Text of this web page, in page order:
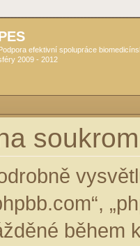
efektivní spolupráce
2009 - 2012
během